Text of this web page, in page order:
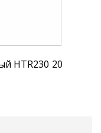
HTR230 20